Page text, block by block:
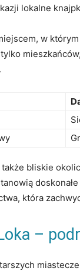
lokalne
w‍
⁤także bliskie
która
–